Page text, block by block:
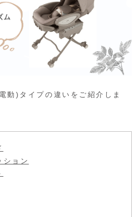
動)タイプの違いをご紹介しま
ション